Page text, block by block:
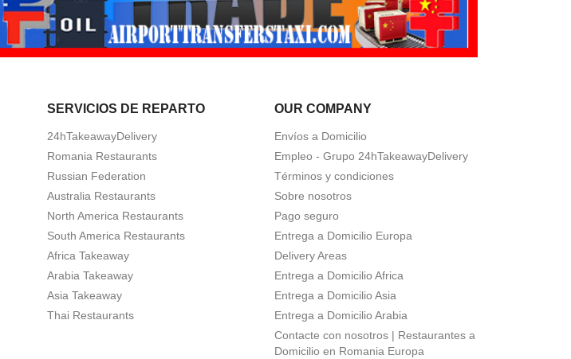
SERVICIOS DE REPARTO
24hTakeawayDelivery
Romania Restaurants
Russian Federation
Australia Restaurants
North America Restaurants
South America Restaurants
Africa Takeaway
Arabia Takeaway
Asia Takeaway
Thai Restaurants
OUR COMPANY
Envíos a Domicilio
Empleo - Grupo 24hTakeawayDelivery
Términos y condiciones
Sobre nosotros
Pago seguro
Entrega a Domicilio Europa
Delivery Areas
Entrega a Domicilio Africa
Entrega a Domicilio Asia
Entrega a Domicilio Arabia
Contacte con nosotros | Restaurantes a
Domicilio en Romania Europa